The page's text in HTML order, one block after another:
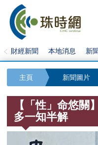
財經新聞 本地消息 新
主頁 新聞圖片
【「性」命悠關
多一知半解